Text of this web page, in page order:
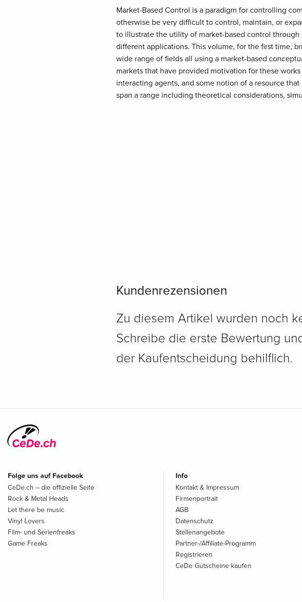
Market-Based Control is a paradigm for controlling
otherwise be very difficult to control, maintain, or
to illustrate the utility of market-based control through
different applications. This volume, for the first time,
wide range of fields all using a market-based
markets that have provided motivation for these
interacting agents, and some notion of a resource
span a range including theoretical considerations,
Kundenrezensionen
Zu diesem Artikel wurden noch
Schreibe die erste Bewertung
der Kaufentscheidung behilflich.
Folge uns auf Facebook
CeDe.ch – die offizielle Seite
Rock & Metal Heads
Let there be music
Vinyl Lovers
Film- und Serienfreaks
Game Freaks
Info
Kontakt & Impressum
Firmenportrait
AGB
Datenschutz
Stellenangebote
Partner-/Affiliate-Programm
Registrieren
CeDe Gutscheine kaufen